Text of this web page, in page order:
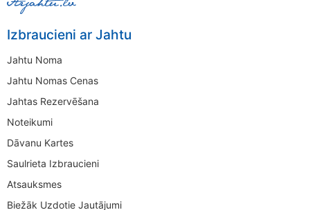
Izbraucieni ar Jahtu
Jahtu Noma
Jahtu Nomas Cenas
Jahtas Rezervēšana
Noteikumi
Dāvanu Kartes
Saulrieta Izbraucieni
Atsauksmes
Biežāk Uzdotie Jautājumi